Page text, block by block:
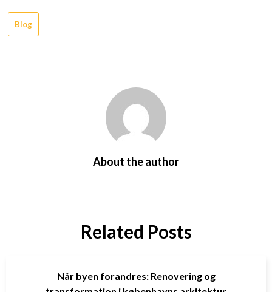
Blog
About the author
Related Posts
Når byen forandres: Renovering og